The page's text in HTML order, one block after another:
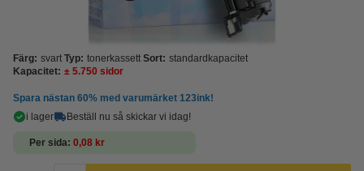
Färg: svart Typ: tonerkassett Sort: standardkapacitet
Kapacitet: ± 5.750 sidor
Spara nästan 60% med varumärket 123ink!
i lager
Beställ nu så skickar vi idag!
Per sida 0,08 kr